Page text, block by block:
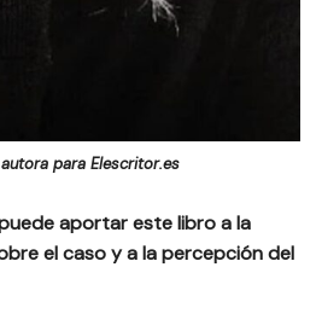
para Elescritor.es
aportar este libro a la
el caso y a la percepción del